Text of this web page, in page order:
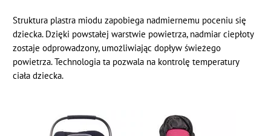
Struktura plastra miodu zapobiega nadmiernemu poceniu się
dziecka. Dzięki powstałej warstwie powietrza, nadmiar ciepłoty
zostaje odprowadzony, umożliwiając dopływ świeżego
powietrza. Technologia ta pozwala na kontrolę temperatury
ciała dziecka.